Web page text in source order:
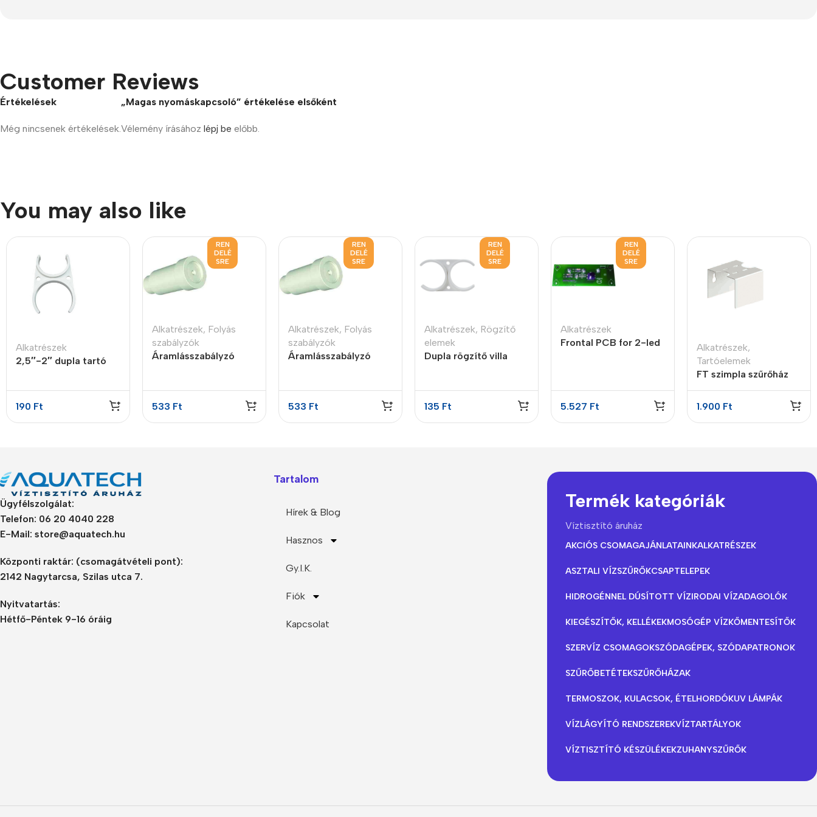
Customer Reviews
Értékelések
Még nincsenek értékelések.
„Magas nyomáskapcsoló” értékelése elsőként
Vélemény írásához lépj be előbb.
You may also like
Alkatrészek
2,5″-2″ dupla tartó
190 Ft
REN
DELÉ
SRE
Alkatrészek, Folyás
szabályzók
Áramlásszabályzó
533 Ft
REN
DELÉ
SRE
Alkatrészek, Folyás
szabályzók
Áramlásszabályzó
533 Ft
REN
DELÉ
SRE
Alkatrészek, Rögzítő
elemek
Dupla rögzítő villa
135 Ft
REN
DELÉ
SRE
Alkatrészek
Frontal PCB for 2-led
5.527 Ft
Alkatrészek,
Tartóelemek
FT szimpla szűrőház
1.900 Ft
Ügyfélszolgálat:
Telefon: 06 20 4040 228
E-Mail: store@aquatech.hu
Központi raktár: (csomagátvételi pont):
2142 Nagytarcsa, Szilas utca 7.
Nyitvatartás:
Hétfő-Péntek 9-16 óráig
Tartalom
Hírek & Blog
Hasznos
Gy.I.K.
Fiók
Kapcsolat
Termék kategóriák
Víztisztító áruház
AKCIÓS CSOMAGAJÁNLATAINKALKATRÉSZEK
ASZTALI VÍZSZŰRŐKCSAPTELEPEK
HIDROGÉNNEL DÚSÍTOTT VÍZIRODAI VÍZADAGOLÓK
KIEGÉSZÍTŐK, KELLÉKEKMOSÓGÉP VÍZKŐMENTESÍTŐK
SZERVÍZ CSOMAGOKSZÓDAGÉPEK, SZÓDAPATRONOK
SZŰRŐBETÉTEKSZŰRŐHÁZAK
TERMOSZOK, KULACSOK, ÉTELHORDÓKUV LÁMPÁK
VÍZLÁGYÍTÓ RENDSZEREKVÍZTARTÁLYOK
VÍZTISZTÍTÓ KÉSZÜLÉKEKZUHANYSZŰRŐK